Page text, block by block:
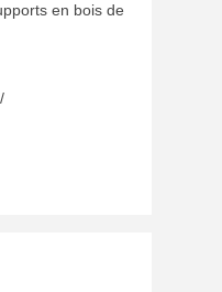
en bois de